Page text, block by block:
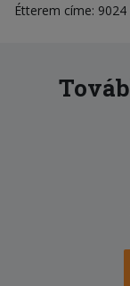
Étterem címe: